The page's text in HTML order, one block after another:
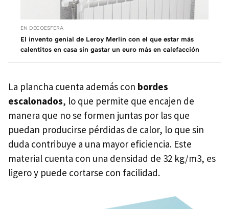
EN DECOESFERA
El invento genial de Leroy Merlin con el que estar más
calentitos en casa sin gastar un euro más en calefacción
La plancha cuenta además con bordes
escalonados, lo que permite que encajen de
manera que no se formen juntas por las que
puedan producirse pérdidas de calor, lo que sin
duda contribuye a una mayor eficiencia. Este
material cuenta con una densidad de 32 kg/m3, es
ligero y puede cortarse con facilidad.